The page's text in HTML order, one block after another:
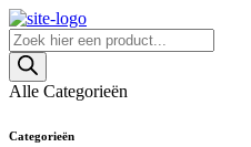
Skip
to
content
Producten
zoeken
Alle Categorieën
Categorieën